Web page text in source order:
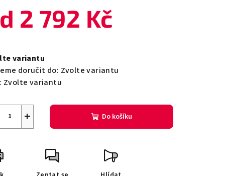
2 792 Kč
variantu
doručit do: Zvolte variantu
Zvolte variantu
+ Do košíku